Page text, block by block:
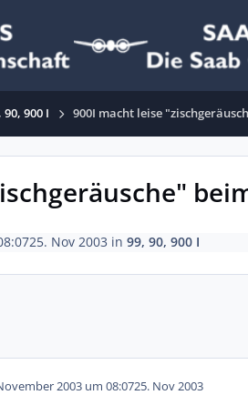
90, 900 I 900I macht leise
25. Nov 2003 in 99, 90, 900 I
2003 um 08:0725. Nov 2003